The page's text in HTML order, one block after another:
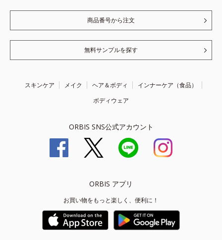
商品番号から注文
無料サンプルを探す
スキンケア メイク ヘア＆ボディ
インナーケア（食品）
ボディウェア
ORBIS SNS公式アカウント
ORBIS アプリ
お買い物をもっと楽しく、便利に！